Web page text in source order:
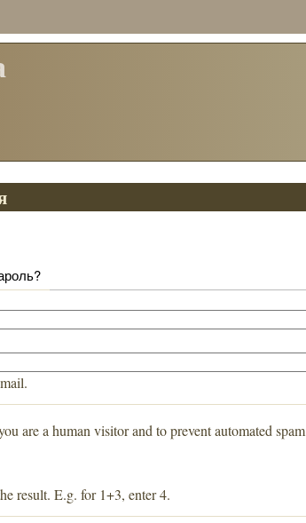
are a human visitor and to prevent automated spam
result. E.g. for 1+3, enter 4.